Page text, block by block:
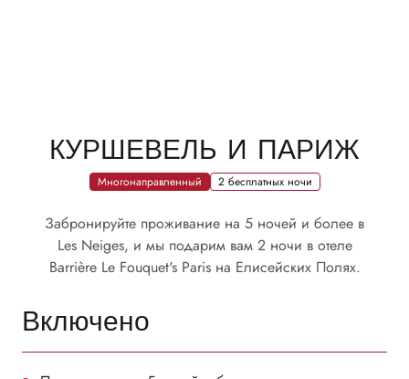
КУРШЕВЕЛЬ И ПАРИЖ
Многонаправленный 2 бесплатных ночи
Забронируйте проживание на 5 ночей и более в
Les Neiges, и мы подарим вам 2 ночи в отеле
Barrière Le Fouquet's Paris на Елисейских Полях.
Включено